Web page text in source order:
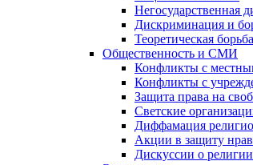
Негосударственная
Дискриминация и
Теоретическая борьба
Общественность и СМИ
Конфликты с
Конфликты с
Защита права на
Светские
Диффамация
Акции в защиту
Дискуссии о